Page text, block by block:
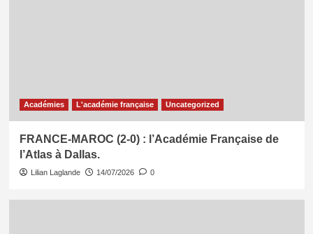
Académies L'académie française Uncategorized
FRANCE-MAROC (2-0) : l’Académie Française de
l’Atlas à Dallas.
Lilian Laglande 14/07/2026 0